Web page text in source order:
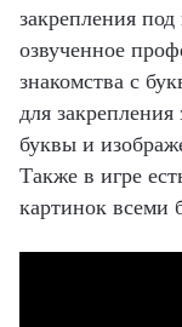
закрепления
озвученное
знакомства с
для
буквы и
Также в игре
картинок всеми